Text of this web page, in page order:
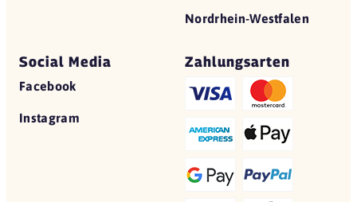
Nordrhein-Westfalen
Social Media
Facebook
Instagram
Zahlungsarten